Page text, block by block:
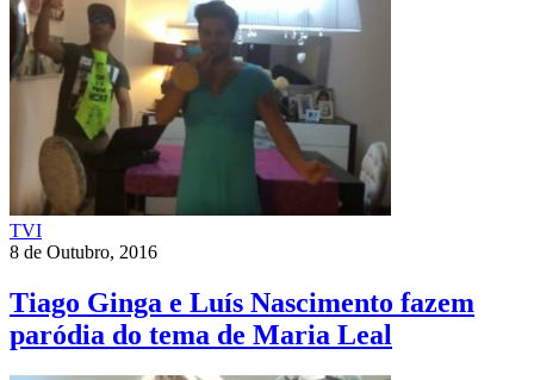
TVI
8 de Outubro, 2016
Tiago Ginga e Luís Nascimento fazem
paródia do tema de Maria Leal